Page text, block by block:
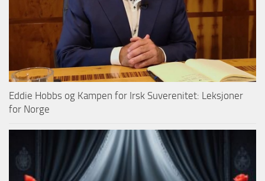
Eddie Hobbs og Kampen for Irsk Suverenitet: Leksjoner
for Norge